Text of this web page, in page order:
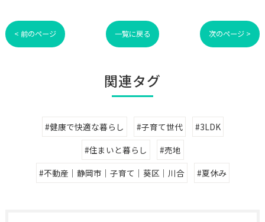
< 前のページ 一覧に戻る 次のページ >
関連タグ
#健康で快適な暮らし #子育て世代
#3LDK
#住まいと暮らし
#売地
#不動産｜静岡市｜子育て｜葵区｜川合
#夏休み